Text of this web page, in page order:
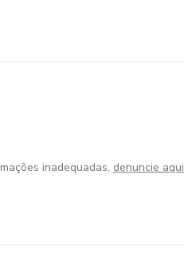
inadequadas, denuncie aqui